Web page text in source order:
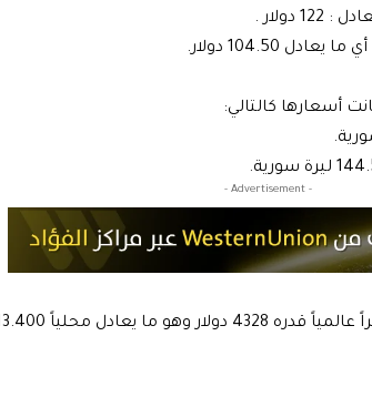
أسعارها كالتالي:
- Advertisement -